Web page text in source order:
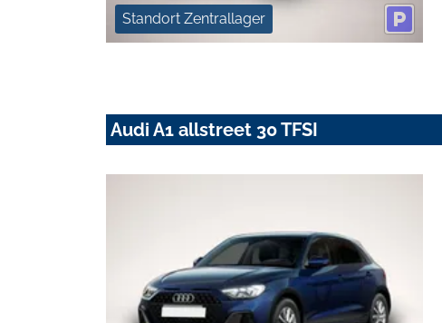
Standort Zentrallager
Audi A1 allstreet 30 TFSI